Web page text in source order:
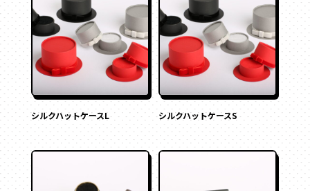
シルクハットケースL シルクハットケースS